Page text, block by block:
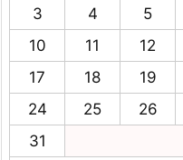
3
4 5
10
11 12
17
18 19
24
25 26
31